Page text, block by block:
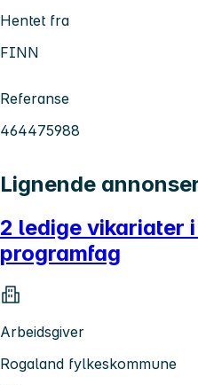
Hentet fra
FINN
Referanse
464475988
Lignende
2 ledige vikariater
programfag
Arbeidsgiver
Rogaland fylkeskommune